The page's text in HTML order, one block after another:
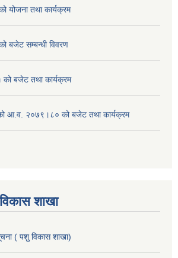
योजना तथा कार्यक्रम
बजेट सम्बन्धी विवरण
बजेट तथा कार्यक्रम
आ.व. २०७९।८० को बजेट तथा कार्यक्रम
शाखा
( पशु विकास शाखा)